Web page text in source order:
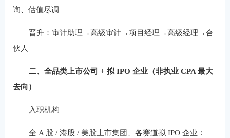
询、估值尽调
晋升：审计助理→高级审计→项目经理→高级经理→合
伙人
二、全品类上市公司 + 拟 IPO 企业（非执业 CPA 最大
去向）
入职机构
全 A 股 / 港股 / 美股上市集团、各赛道拟 IPO 企业：